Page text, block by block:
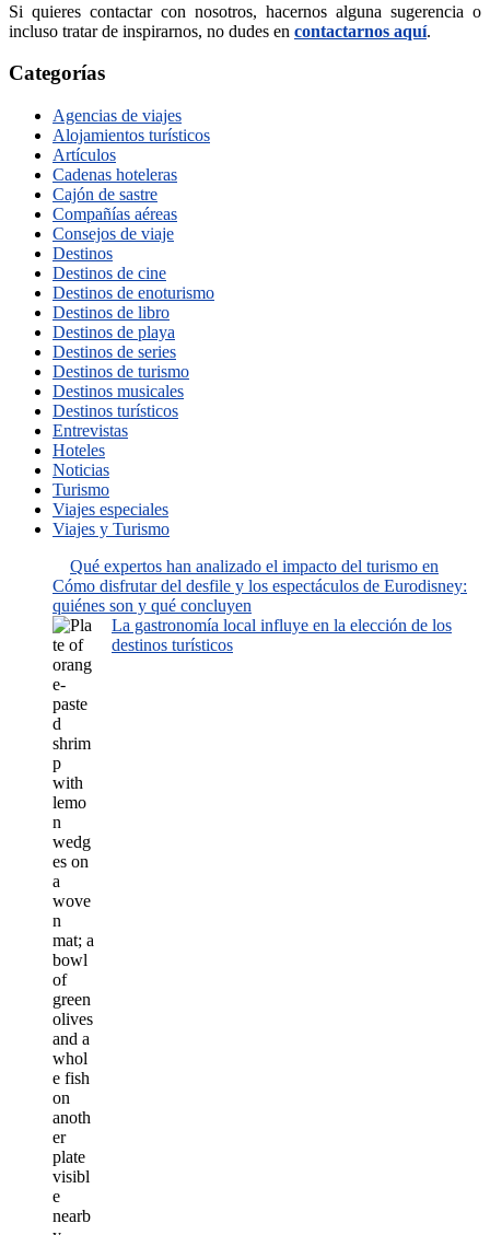
Si quieres contactar con nosotros, hacernos alguna sugerencia o
incluso tratar de inspirarnos, no dudes en contactarnos aquí.
Categorías
Agencias de viajes
Alojamientos turísticos
Artículos
Cadenas hoteleras
Cajón de sastre
Compañías aéreas
Consejos de viaje
Destinos
Destinos de cine
Destinos de enoturismo
Destinos de libro
Destinos de playa
Destinos de series
Destinos de turismo
Destinos musicales
Destinos turísticos
Entrevistas
Hoteles
Noticias
Turismo
Viajes especiales
Viajes y Turismo
Qué expertos han analizado el impacto del turismo en
Cómo disfrutar del desfile y los espectáculos de Eurodisney:
quiénes son y qué concluyen
La gastronomía local influye en la elección de los
destinos turísticos